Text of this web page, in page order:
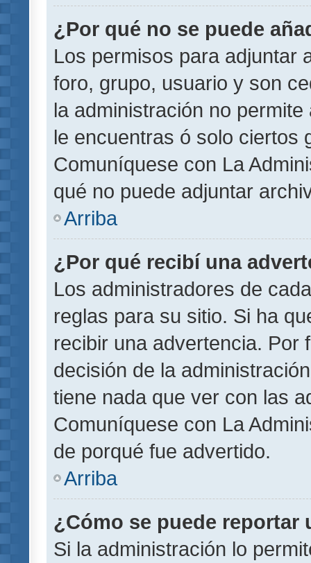
¿Por qué no se puede
Los permisos para adjuntar
foro, grupo, usuario y son
la administración no
le encuentras ó solo ciertos
Comuníquese con La
qué no puede adjuntar
Arriba
¿Por qué recibí una
Los administradores de
reglas para su sitio. Si ha
recibir una advertencia. Por
decisión de la
tiene nada que ver con las
Comuníquese con La
de porqué fue advertido.
Arriba
¿Cómo se puede reportar
Si la administración lo